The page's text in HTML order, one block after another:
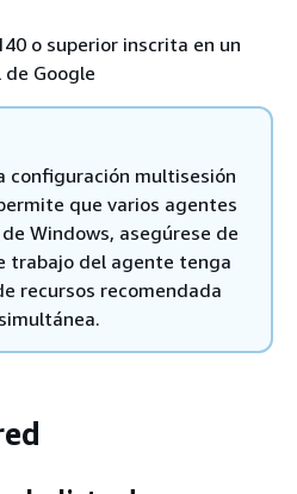
o superior inscrita en un
Google
configuración multisesión
que varios agentes
Windows, asegúrese de
trabajo del agente tenga
recursos recomendada